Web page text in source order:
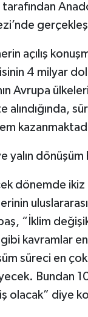
tarafından
açılış
4 milyar
Avrupa
alındığında,
yalın
dönemde ikiz
“İklim
kavramlar
süreci en
Bundan
olacak” diye